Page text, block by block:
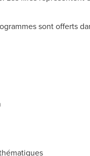
sont offerts